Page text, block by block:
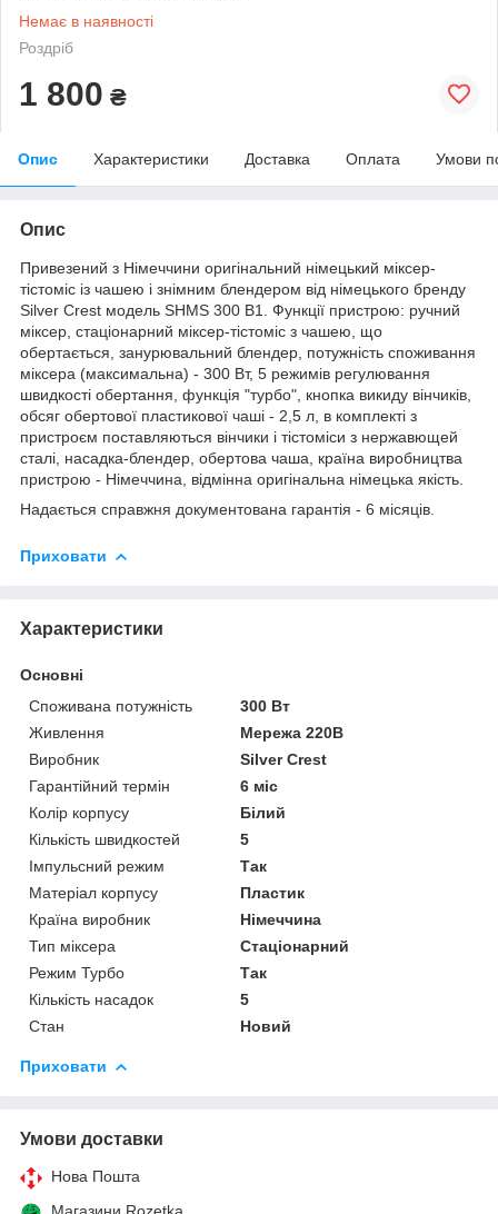
Немає в наявності
Роздріб
1 800 ₴
Опис Характеристики Доставка Оплата Умови
Опис
Привезений з Німеччини оригінальний німецький міксер-
тістоміс із чашею і знімним блендером від німецького бренду
Silver Crest модель SHMS 300 B1. Функції пристрою: ручний
міксер, стаціонарний міксер-тістоміс з чашею, що
обертається, занурювальний блендер, потужність споживання
міксера (максимальна) - 300 Вт, 5 режимів регулювання
швидкості обертання, функція "турбо", кнопка викиду вінчиків,
обсяг обертової пластикової чаші - 2,5 л, в комплекті з
пристроєм поставляються вінчики і тістоміси з нержавющей
сталі, насадка-блендер, обертова чаша, країна виробництва
пристрою - Німеччина, відмінна оригінальна німецька якість.
Надається справжня документована гарантія - 6 місяців.
Приховати
Характеристики
Основні
Споживана потужність
300 Вт
Живлення
Мережа 220В
Виробник
Silver Crest
Гарантійний термін
6 міс
Колір корпусу
Білий
Кількість швидкостей
5
Імпульсний режим
Так
Матеріал корпусу
Пластик
Країна виробник
Німеччина
Тип міксера
Стаціонарний
Режим Турбо
Так
Кількість насадок
5
Стан
Новий
Приховати
Умови доставки
Нова Пошта
Магазини Rozetka